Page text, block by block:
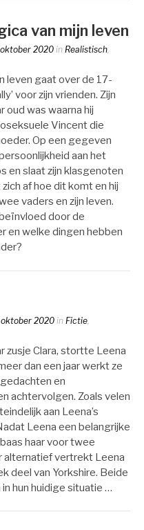
van mijn leven
2020in Realistisch,
leven gaat over de 17-
voor zijn vrienden. Zijn
oud was waarna hij
Vincent die
Op een gegeven
aan het
en slaat zijn klasgenoten
af hoe dit komt en hij
vaders en zijn leven.
door de
en welke dingen hebben
oktober 2020 in Fictie
zusje Clara, stortte Leena
dan een jaar werkt ze
en
achtervolgen. Zoals velen
aan Leena’s
Leena een belangrijke
haar voor twee
alternatief vertrekt Leena
deel van Yorkshire. Beide
hun huidige situatie …